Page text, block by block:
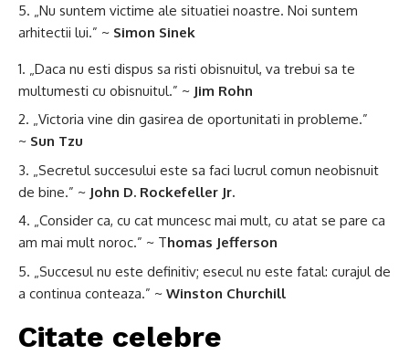
„Nu suntem victime ale situatiei noastre. Noi suntem
arhitectii lui.” ~ Simon Sinek
„Daca nu esti dispus sa risti obisnuitul, va trebui sa te
multumesti cu obisnuitul.” ~ Jim Rohn
„Victoria vine din gasirea de oportunitati in probleme.”
~ Sun Tzu
„Secretul succesului este sa faci lucrul comun neobisnuit
de bine.” ~ John D. Rockefeller Jr.
„Consider ca, cu cat muncesc mai mult, cu atat se pare ca
am mai mult noroc.” ~ Thomas Jefferson
„Succesul nu este definitiv; esecul nu este fatal: curajul de
a continua conteaza.” ~ Winston Churchill
Citate celebre